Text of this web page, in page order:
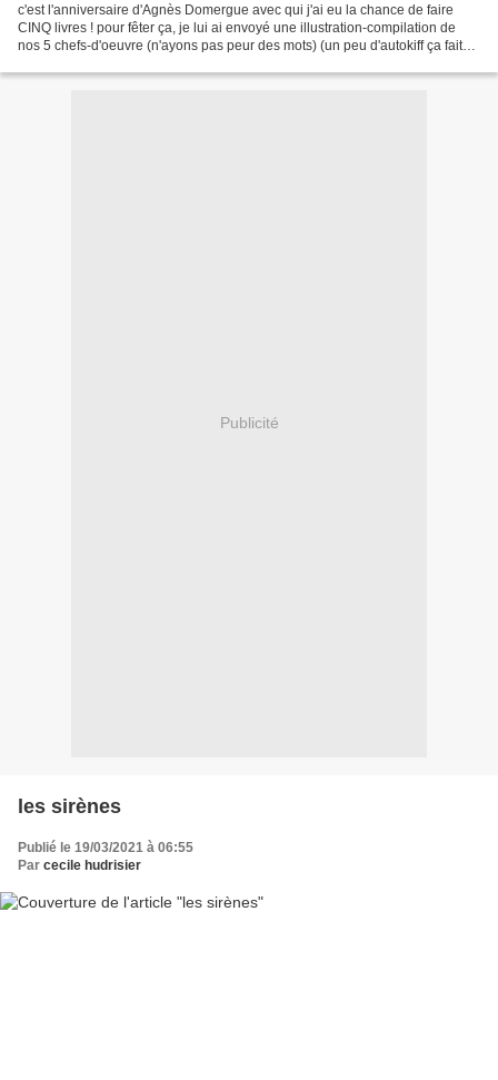
c'est l'anniversaire d'Agnès Domergue avec qui j'ai eu la chance de faire
CINQ livres ! pour fêter ça, je lui ai envoyé une illustration-compilation de
nos 5 chefs-d'oeuvre (n'ayons pas peur des mots) (un peu d'autokiff ça fait
Publicité
les sirènes
Publié le 19/03/2021 à 06:55
Par cecile hudrisier